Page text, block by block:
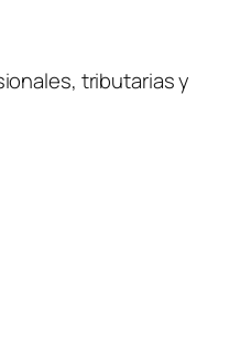
tributarias y